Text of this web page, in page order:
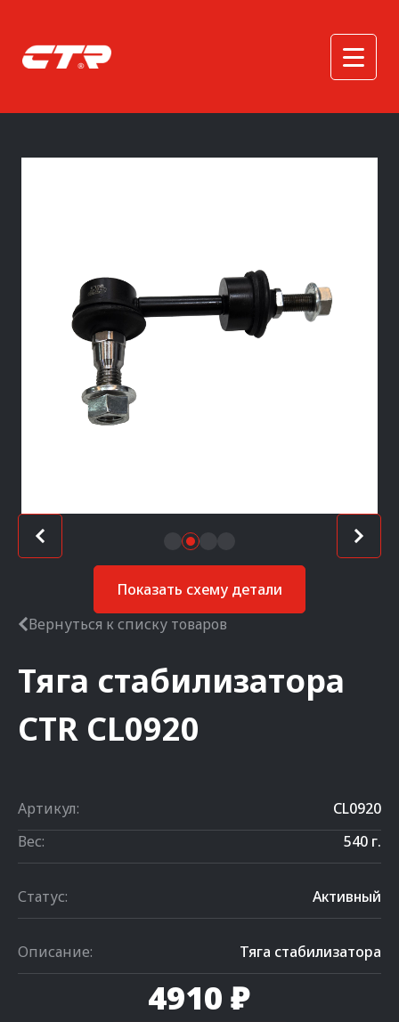
Показать схему детали
Вернуться к списку товаров
Тяга стабилизатора
CTR CL0920
Артикул:
CL0920
Вес:
540 г.
Статус: Активный
Описание: Тяга стабилизатора
4910 ₽